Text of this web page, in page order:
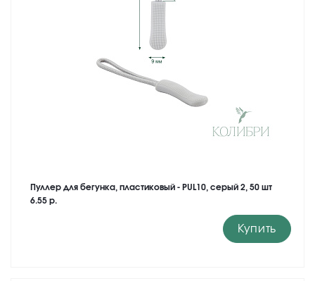
Пуллер для бегунка, пластиковый - PUL10, серый 2, 50 шт
6.55 р.
Купить